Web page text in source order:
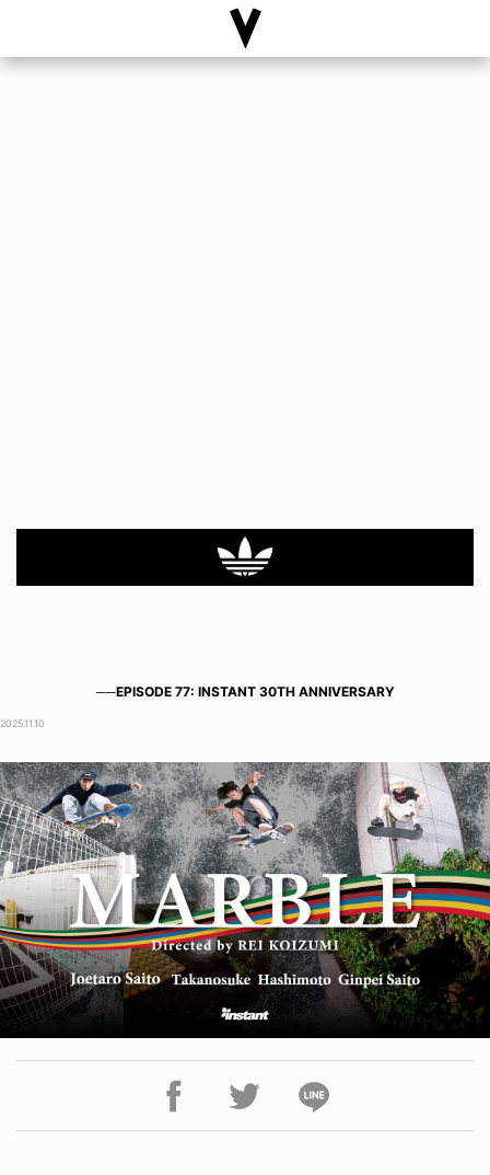
──EPISODE 77: INSTANT 30TH ANNIVERSARY
2025.11.10